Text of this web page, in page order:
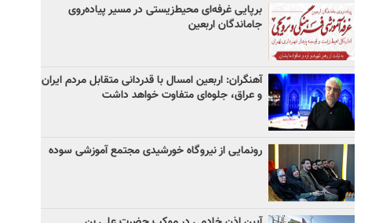
برپایی غرفه‌ای محیط‌زیستی در مسیر پیاده‌روی
جاماندگان اربعین
آهنگران: اربعین امسال با قدردانی متقابل مردم ایران
و عراق، جلوه‌ای متفاوت خواهد داشت
رونمایی از نیروگاه خورشیدی مجتمع آموزشی سوده